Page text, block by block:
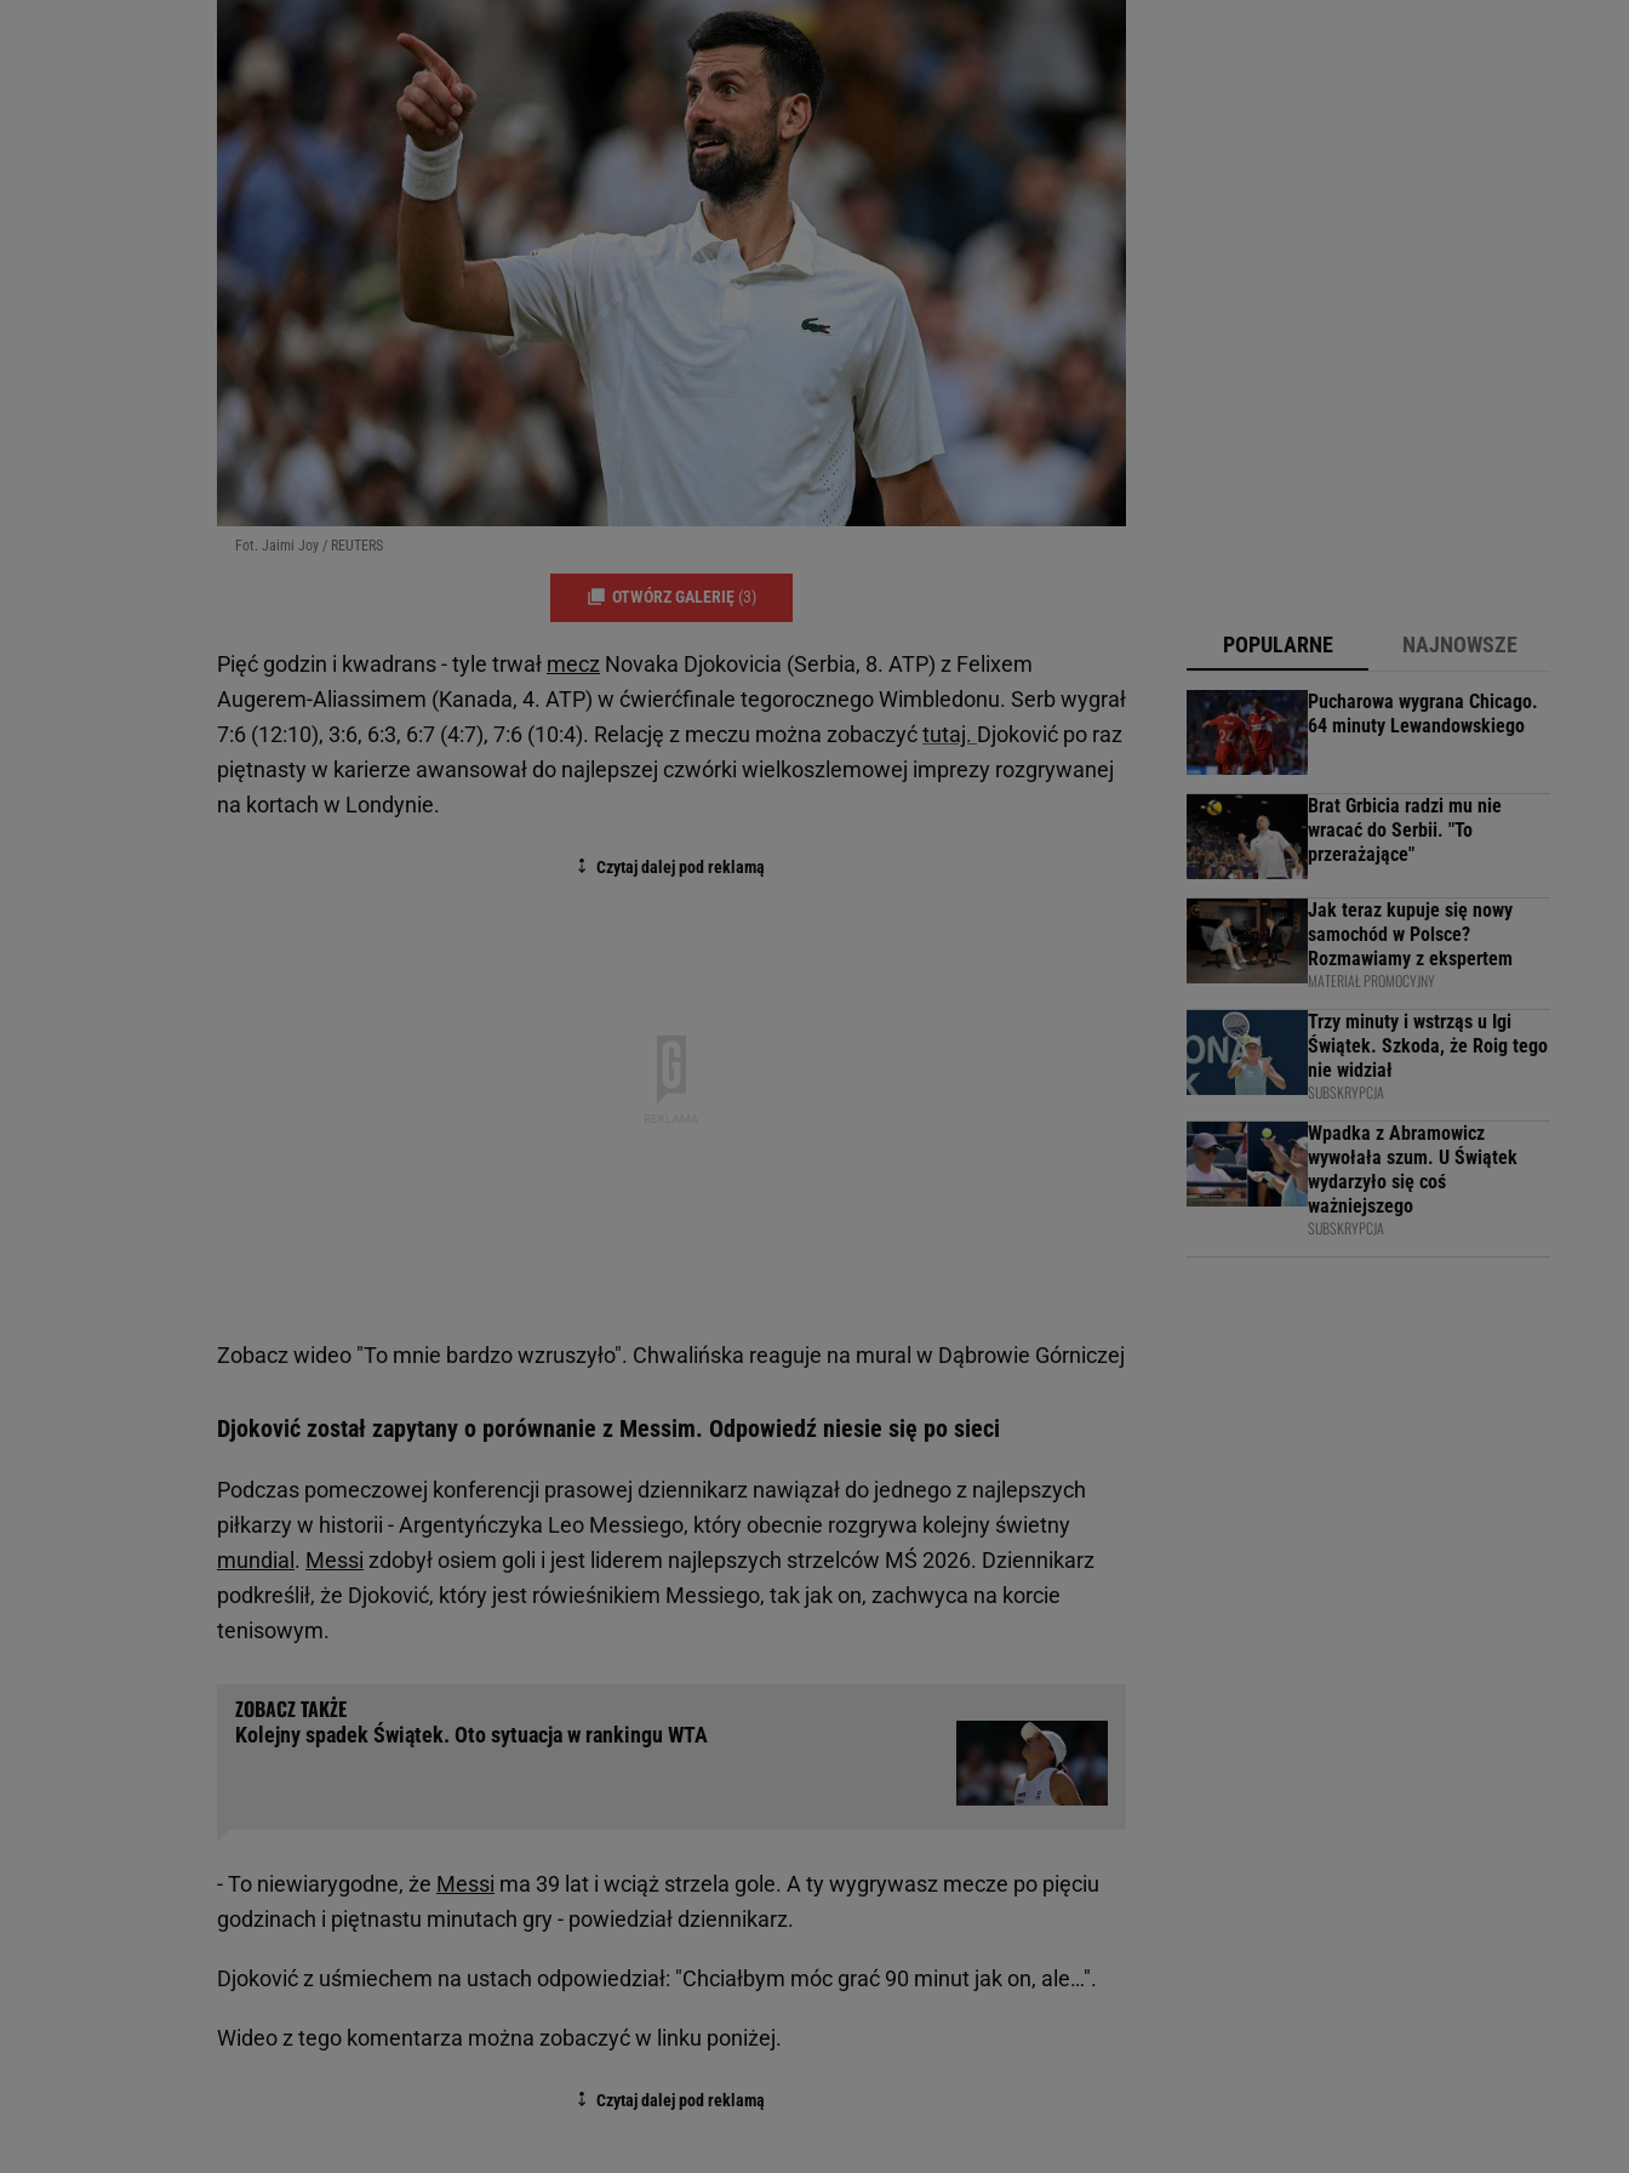
Fot. Jaimi Joy / REUTERS
OTWÓRZ GALERIĘ (3)
Pięć godzin i kwadrans - tyle trwał mecz Novaka Djokovicia (Serbia, 8. ATP) z Felixem
Augerem-Aliassimem (Kanada, 4. ATP) w ćwierćfinale tegorocznego Wimbledonu. Serb wygrał
7:6 (12:10), 3:6, 6:3, 6:7 (4:7), 7:6 (10:4). Relację z meczu można zobaczyćtutaj. Djoković po raz
piętnasty w karierze awansował do najlepszej czwórki wielkoszlemowej imprezy rozgrywanej
na kortach w Londynie.
Zobacz wideo "To mnie bardzo wzruszyło". Chwalińska reaguje na mural w Dąbrowie Górniczej
Djoković został zapytany o porównanie z Messim. Odpowiedź niesie się po sieci
Podczas pomeczowej konferencji prasowej dziennikarz nawiązał do jednego z najlepszych
piłkarzy w historii - Argentyńczyka Leo Messiego, który obecnie rozgrywa kolejny świetny
mundial. Messi zdobył osiem goli i jest liderem najlepszych strzelców MŚ 2026. Dziennikarz
podkreślił, że Djoković, który jest rówieśnikiem Messiego, tak jak on, zachwyca na korcie
tenisowym.
Kolejny spadek Świątek. Oto sytuacja w rankingu WTA
- To niewiarygodne, że Messi ma 39 lat i wciąż strzela gole. A ty wygrywasz mecze po pięciu
godzinach i piętnastu minutach gry - powiedział dziennikarz.
Djoković z uśmiechem na ustach odpowiedział: "Chciałbym móc grać 90 minut jak on, ale…".
Wideo z tego komentarza można zobaczyć w linku poniżej.
POPULARNE NAJNOWSZE
Pucharowa wygrana Chicago.
64 minuty Lewandowskiego
Brat Grbicia radzi mu nie
wracać do Serbii. "To
przerażające"
Jak teraz kupuje się nowy
samochód w Polsce?
Rozmawiamy z ekspertem
MATERIAŁ PROMOCYJNY
Trzy minuty i wstrząs u Igi
Świątek. Szkoda, że Roig tego
nie widział
SUBSKRYPCJA
Wpadka z Abramowicz
wywołała szum. U Świątek
wydarzyło się coś
ważniejszego
SUBSKRYPCJA